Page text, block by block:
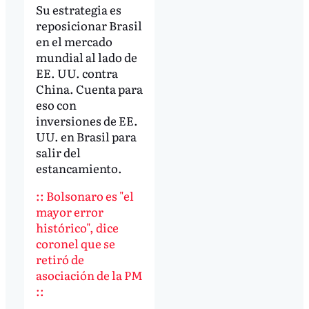
Su estrategia es
reposicionar Brasil
en el mercado
mundial al lado de
EE. UU. contra
China. Cuenta para
eso con
inversiones de EE.
UU. en Brasil para
salir del
estancamiento.
:: Bolsonaro es "el
mayor error
histórico", dice
coronel que se
retiró de
asociación de la PM
::